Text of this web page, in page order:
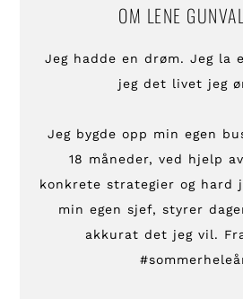
OM LENE
Jeg hadde en drøm. Jeg la
jeg det livet jeg
Jeg bygde opp min egen
18 måneder, ved hjelp
konkrete strategier og hard
min egen sjef, styrer
akkurat det jeg vil.